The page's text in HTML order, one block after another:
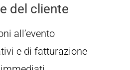
del cliente
all’evento
e di fatturazione